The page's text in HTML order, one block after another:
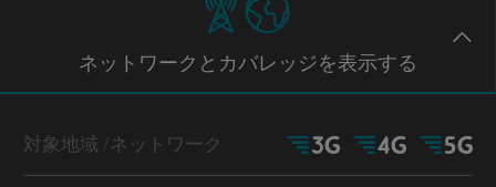
ネットワークとカバレッジを表示する
対象地域 /ネットワーク